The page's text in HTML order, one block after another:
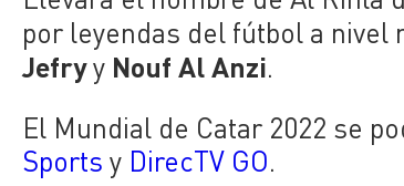
por leyendas del fútbol a nivel
Jefryy Nouf Al Anzi.
El Mundial de Catar 2022 se
Sports y DirecTV GO.